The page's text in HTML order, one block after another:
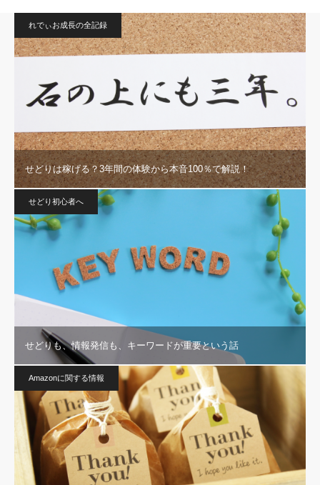
れでぃお成長の全記録
せどりは稼げる？3年間の体験から本音100％で解説！
せどり初心者へ
せどりも、情報発信も、キーワードが重要という話
Amazonに関する情報